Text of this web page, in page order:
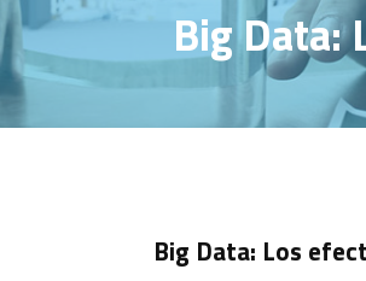
Big Data:
Big Data: Los